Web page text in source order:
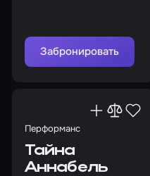
Забронировать
Перформанс
Тайна
Аннабель